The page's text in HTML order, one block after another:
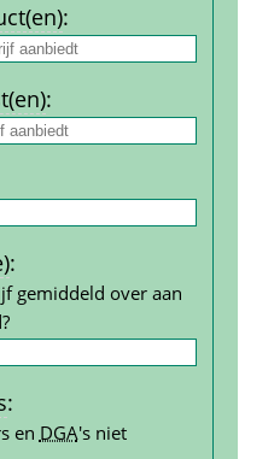
:
:
:
gemiddeld over aan
:
en DGA's niet